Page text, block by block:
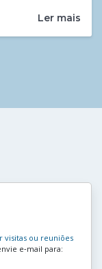
Ler mais
visitas ou reuniões
e‑mail para: